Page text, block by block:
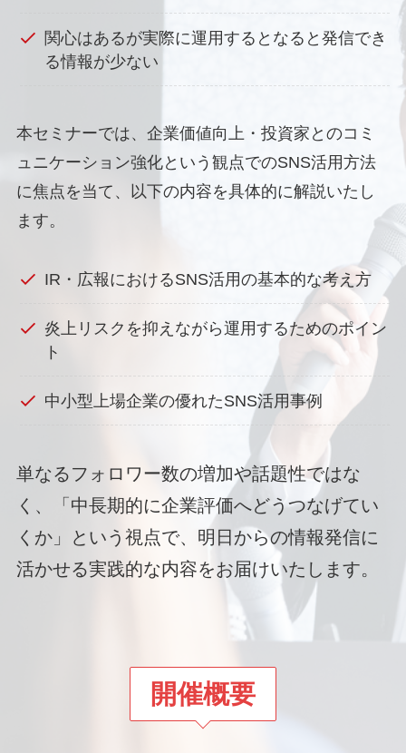
関心はあるが実際に運用するとなると発信でき
る情報が少ない
本セミナーでは、企業価値向上・投資家とのコミ
ュニケーション強化という観点でのSNS活用方法
に焦点を当て、以下の内容を具体的に解説いたし
ます。
IR・広報におけるSNS活用の基本的な考え方
炎上リスクを抑えながら運用するためのポイン
ト
中小型上場企業の優れたSNS活用事例
単なるフォロワー数の増加や話題性ではな
く、「中長期的に企業評価へどうつなげてい
くか」という視点で、明日からの情報発信に
活かせる実践的な内容をお届けいたします。
開催概要